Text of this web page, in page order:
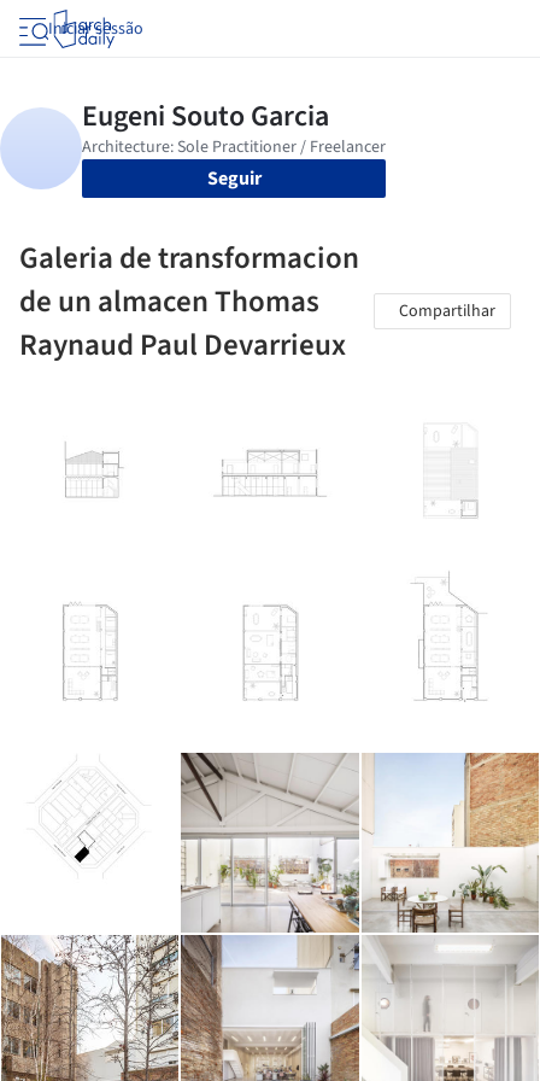
Iniciar sessão
Seguir
Galeria de transformacion
de un almacen Thomas
Raynaud Paul Devarrieux
Compartilhar